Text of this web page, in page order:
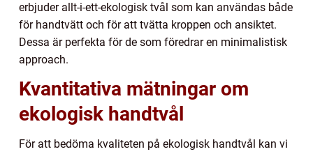
erbjuder allt-i-ett-ekologisk tvål som kan användas både
för handtvätt och för att tvätta kroppen och ansiktet.
Dessa är perfekta för de som föredrar en minimalistisk
approach.
Kvantitativa mätningar om
ekologisk handtvål
För att bedöma kvaliteten på ekologisk handtvål kan vi